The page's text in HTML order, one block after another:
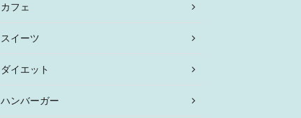
カフェ
スイーツ
ダイエット
ハンバーガー